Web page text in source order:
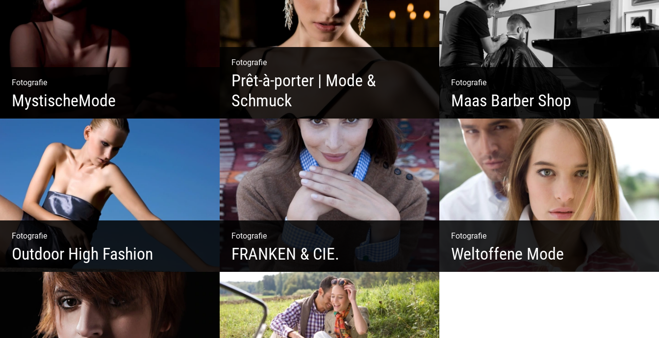
Fotografie
MystischeMode
Mystische Modefotografie
Fotografie
Prêt-à-porter | Mode &
Schmuck
Fotografie
Maas Barber Shop
Coole Bartstyles | Haircut & Shave | Farbe & Schnitt |
Creating Men
Fotografie
Outdoor High Fashion
Outdoor High Fashion
Fotografie
FRANKEN & CIE.
Katalog Shooting | Moderne Klassik | Luxuriöse Mode |
Country Style
Fotografie
Weltoffene Mode